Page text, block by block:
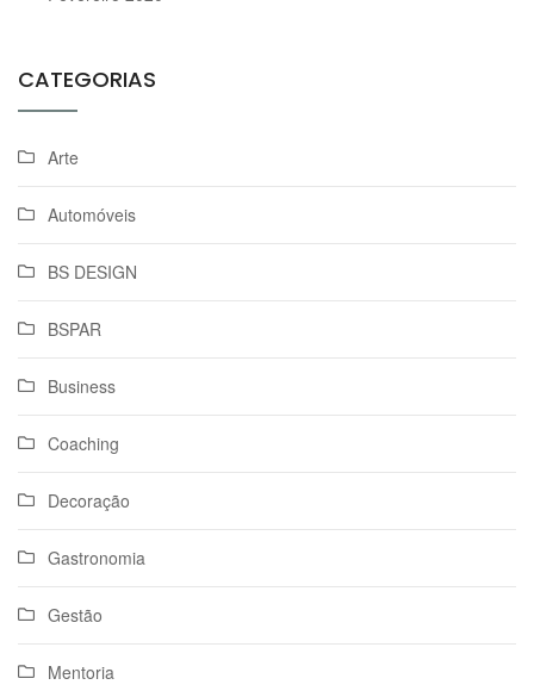
CATEGORIAS
Arte
Automóveis
BS DESIGN
BSPAR
Business
Coaching
Decoração
Gastronomia
Gestão
Mentoria